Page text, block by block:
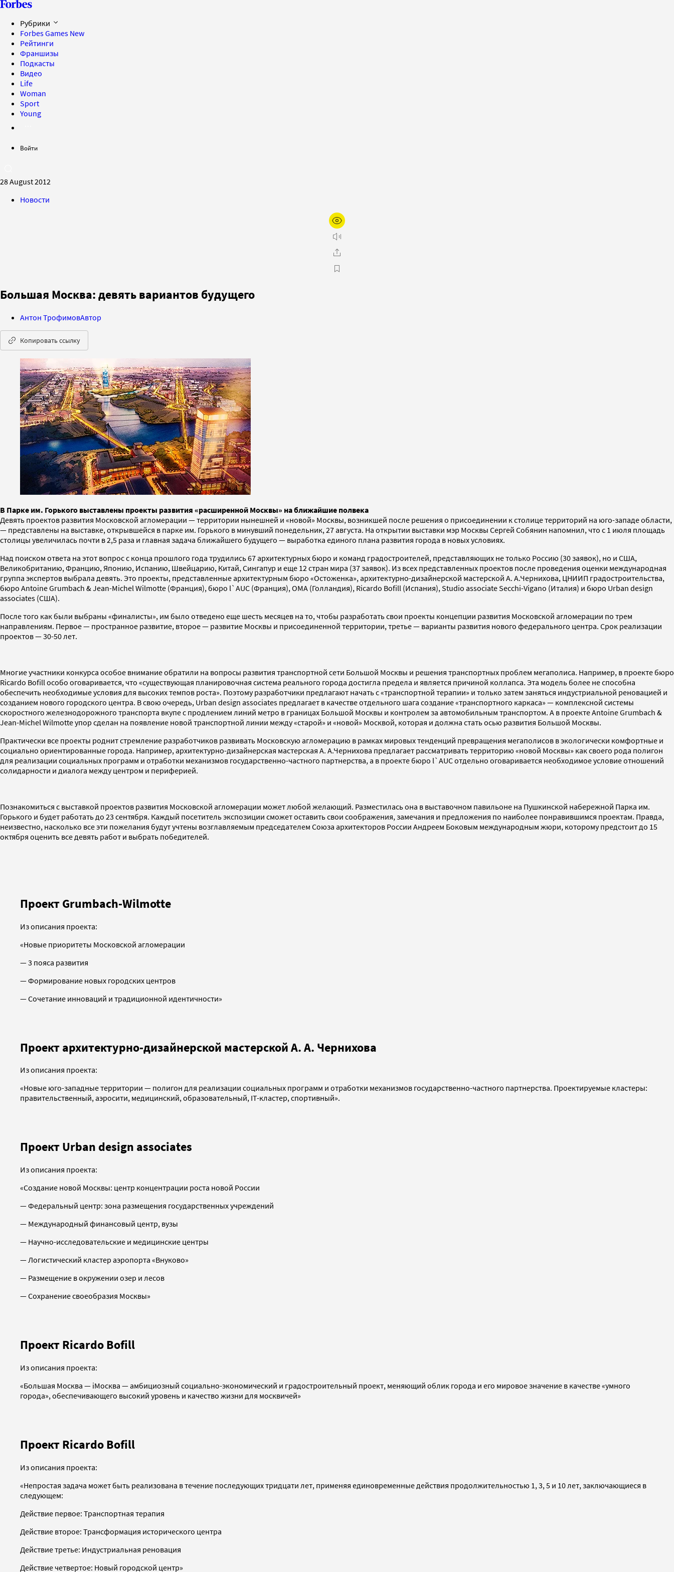
Рубрики
Forbes Games New
Рейтинги
Франшизы
Подкасты
Видео
Life
Woman
Sport
Young
Войти
28 August 2012
Новости
Большая Москва: девять вариантов будущего
Антон ТрофимовАвтор
Копировать ссылку
В Парке им. Горького выставлены проекты развития «расширенной Москвы» на ближайшие полвека
Девять проектов развития Московской агломерации — территории нынешней и «новой» Москвы, возникшей после решения о присоединении к столице территорий на юго-западе области,
— представлены на выставке, открывшейся в парке им. Горького в минувший понедельник, 27 августа. На открытии выставки мэр Москвы Сергей Собянин напомнил, что с 1 июля площадь
столицы увеличилась почти в 2,5 раза и главная задача ближайшего будущего — выработка единого плана развития города в новых условиях.
Над поиском ответа на этот вопрос с конца прошлого года трудились 67 архитектурных бюро и команд градостроителей, представляющих не только Россию (30 заявок), но и США,
Великобританию, Францию, Японию, Испанию, Швейцарию, Китай, Сингапур и еще 12 стран мира (37 заявок). Из всех представленных проектов после проведения оценки международная
группа экспертов выбрала девять. Это проекты, представленные архитектурным бюро «Остоженка», архитектурно-дизайнерской мастерской А. А.Чернихова, ЦНИИП градостроительства,
бюро Antoine Grumbach & Jean-Michel Wilmotte (Франция), бюро l`AUC (Франция), OMA (Голландия), Ricardo Bofill (Испания), Studio associate Secchi-Vigano (Италия) и бюро Urban design
associates (США).
После того как были выбраны «финалисты», им было отведено еще шесть месяцев на то, чтобы разработать свои проекты концепции развития Московской агломерации по трем
направлениям. Первое — пространное развитие, второе — развитие Москвы и присоединенной территории, третье — варианты развития нового федерального центра. Срок реализации
проектов — 30-50 лет.
Многие участники конкурса особое внимание обратили на вопросы развития транспортной сети Большой Москвы и решения транспортных проблем мегаполиса. Например, в проекте бюро
Ricardo Bofill особо оговаривается, что «существующая планировочная система реального города достигла предела и является причиной коллапса. Эта модель более не способна
обеспечить необходимые условия для высоких темпов роста». Поэтому разработчики предлагают начать с «транспортной терапии» и только затем заняться индустриальной реновацией и
созданием нового городского центра. В свою очередь, Urban design associates предлагает в качестве отдельного шага создание «транспортного каркаса» — комплексной системы
скоростного железнодорожного транспорта вкупе с продлением линий метро в границах Большой Москвы и контролем за автомобильным транспортом. А в проекте Antoine Grumbach &
Jean-Michel Wilmotte упор сделан на появление новой транспортной линии между «старой» и «новой» Москвой, которая и должна стать осью развития Большой Москвы.
Практически все проекты роднит стремление разработчиков развивать Московскую агломерацию в рамках мировых тенденций превращения мегаполисов в экологически комфортные и
социально ориентированные города. Например, архитектурно-дизайнерская мастерская А. А.Чернихова предлагает рассматривать территорию «новой Москвы» как своего рода полигон
для реализации социальных программ и отработки механизмов государственно-частного партнерства, а в проекте бюро l`AUC отдельно оговаривается необходимое условие отношений
солидарности и диалога между центром и периферией.
Познакомиться с выставкой проектов развития Московской агломерации может любой желающий. Разместилась она в выставочном павильоне на Пушкинской набережной Парка им.
Горького и будет работать до 23 сентября. Каждый посетитель экспозиции сможет оставить свои соображения, замечания и предложения по наиболее понравившимся проектам. Правда,
неизвестно, насколько все эти пожелания будут учтены возглавляемым председателем Союза архитекторов России Андреем Боковым международным жюри, которому предстоит до 15
октября оценить все девять работ и выбрать победителей.
Проект Grumbach-Wilmotte
Из описания проекта:
«Новые приоритеты Московской агломерации
— 3 пояса развития
— Формирование новых городских центров
— Сочетание инноваций и традиционной идентичности»
Проект архитектурно-дизайнерской мастерской А. А. Чернихова
Из описания проекта:
«Новые юго-западные территории — полигон для реализации социальных программ и отработки механизмов государственно-частного партнерства. Проектируемые кластеры:
правительственный, аэросити, медицинский, образовательный, IT-кластер, спортивный».
Проект Urban design associates
Из описания проекта:
«Создание новой Москвы: центр концентрации роста новой России
— Федеральный центр: зона размещения государственных учреждений
— Международный финансовый центр, вузы
— Научно-исследовательские и медицинские центры
— Логистический кластер аэропорта «Внуково»
— Размещение в окружении озер и лесов
— Сохранение своеобразия Москвы»
Проект Ricardo Bofill
Из описания проекта:
«Большая Москва — iМосква — амбициозный социально-экономический и градостроительный проект, меняющий облик города и его мировое значение в качестве «умного
города», обеспечивающего высокий уровень и качество жизни для москвичей»
Проект Ricardo Bofill
Из описания проекта:
«Непростая задача может быть реализована в течение последующих тридцати лет, применяя единовременные действия продолжительностью 1, 3, 5 и 10 лет, заключающиеся в
следующем:
Действие первое: Транспортная терапия
Действие второе: Трансформация исторического центра
Действие третье: Индустриальная реновация
Действие четвертое: Новый городской центр»